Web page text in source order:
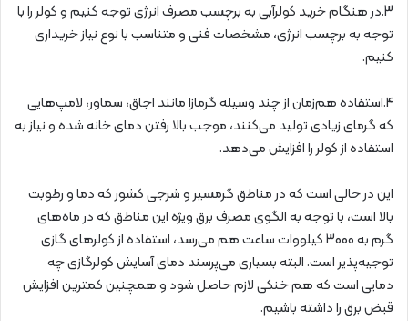
3.در هنگام خرید کولرآبی به برچسب مصرف انرژی توجه کنیم و کولر را با
توجه به برچسب انرژی، مشخصات فنی و متناسب با نوع نیاز خریداری
کنیم.
4.استفاده هم‌زمان از چند وسیله گرمازا مانند اجاق، سماور، لامپ‌هایی
که گرمای زیادی تولید می‌کنند، موجب بالا‌ رفتن دمای خانه شده و نیاز به
استفاده از کولر را افزایش می‌دهد.
این در حالی است که در مناطق گرمسیر و شرجی کشور که دما و رطوبت
بالا است، با توجه به الگوی مصرف برق ویژه این مناطق که در ماه‌های
گرم به 3000 کیلووات ساعت هم می‌رسد، استفاده از کولرهای گازی
توجیه‌پذیر است. البته بسیاری می‌پرسند دمای آسایش کولرگازی چه
دمایی است که هم خنکی لازم حاصل شود و همچنین کمترین افزایش
قبض برق را داشته باشیم.